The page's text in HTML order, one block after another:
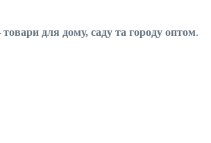
товари для дому, саду та городу оптом.